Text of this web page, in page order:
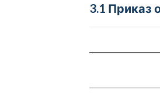
3.1 Приказ